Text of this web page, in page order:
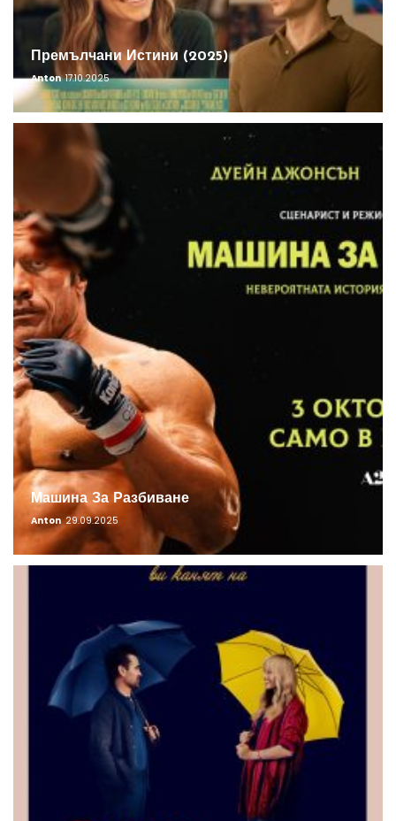
Премълчани Истини (2025)
Anton 17.10.2025
Машина За Разбиване
Anton 29.09.2025